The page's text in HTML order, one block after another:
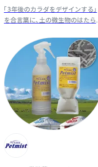
「3年後のカラダをデザインする」
を合言葉に、土の微生物のはたら
め、カラダ想いの商品の企画・製造
開発まで自社で一貫して手がけて
います。